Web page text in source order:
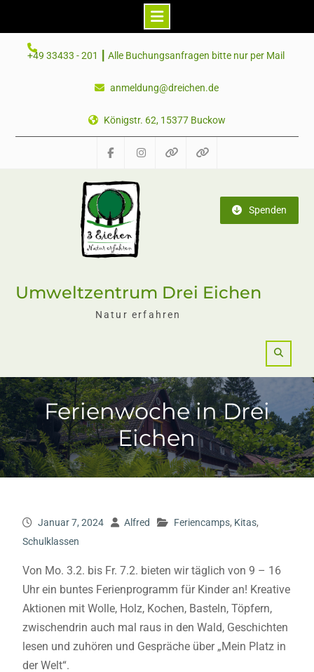
+49 33433 - 201 ┃ Alle Buchungsanfragen bitte nur per Mail
anmeldung@dreichen.de
Königstr. 62, 15377 Buckow
Spenden
Umweltzentrum Drei Eichen
Natur erfahren
Ferienwoche in Drei
Eichen
Januar 7, 2024 Alfred Feriencamps, Kitas,
Schulklassen
Von Mo. 3.2. bis Fr. 7.2. bieten wir täglich von 9 – 16
Uhr ein buntes Ferienprogramm für Kinder an! Kreative
Aktionen mit Wolle, Holz, Kochen, Basteln, Töpfern,
zwischendrin auch mal raus in den Wald, Geschichten
lesen und zuhören und Gespräche über „Mein Platz in
der Welt“.